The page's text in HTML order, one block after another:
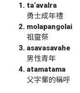
ta‘avalra
勇士成年禮
molapangolai
祖靈祭
asavasavahe
男性青年
atamatama
父字輩的稱呼